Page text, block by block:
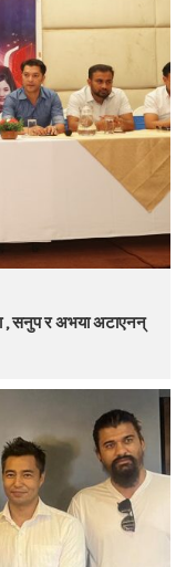
, सनुप र अभया अटाएनन्